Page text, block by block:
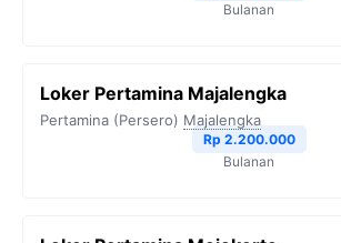
Bulanan
Loker Pertamina Majalengka
Pertamina (Persero) Majalengka
Rp 2.200.000
Bulanan